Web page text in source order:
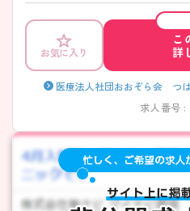
て、福利厚生も充実していますので、
興味ありましたら是非、お問い合わ
お気に入り
こ
詳
医療法人社団おおぞら会 つ
求人番号 :